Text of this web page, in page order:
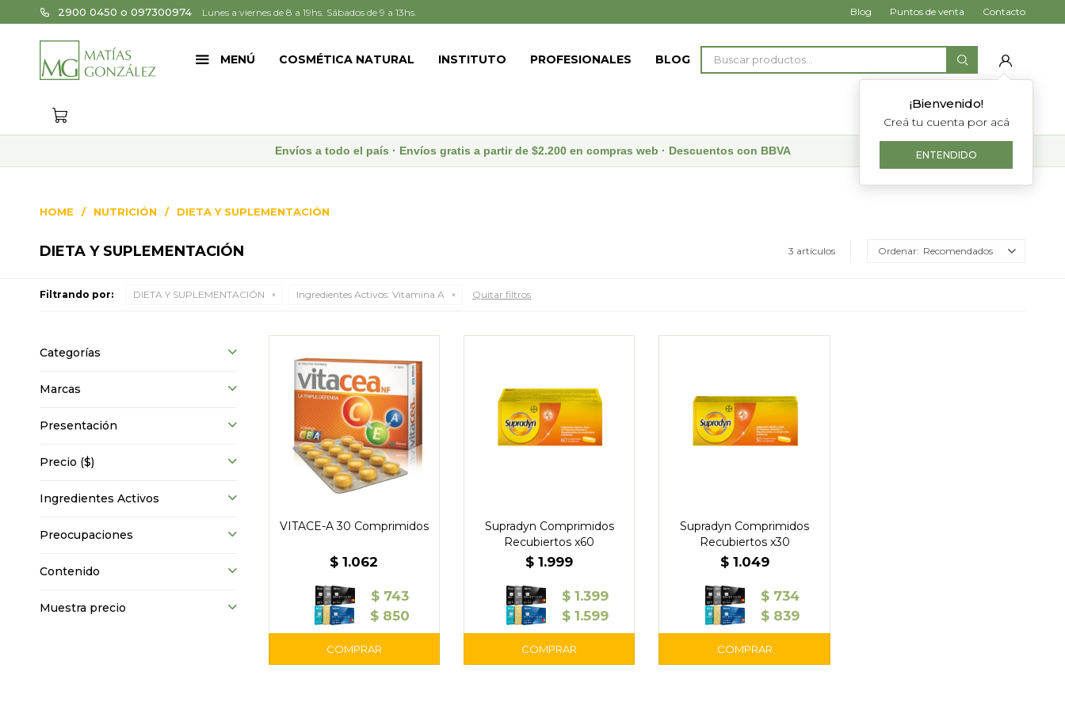
MENÚ COSMÉTICA NATURAL INSTITUTO PROFESIONALES BLOG
¡Bienvenido!
Creá tu cuenta por acá
ENTENDIDO
2900 0450 o 097300974 Lunes a viernes de 8 a 19hs. Sábados de 9 a 13hs. Blog Puntos de venta Contacto
Envíos a todo el país · Envíos gratis a partir de $2.200 en compras web · Descuentos con BBVA
HOME NUTRICIÓN DIETA Y SUPLEMENTACIÓN
DIETA Y SUPLEMENTACIÓN 3 artículos Recomendados
Filtrando por: DIETA Y SUPLEMENTACIÓN Ingredientes Activos: Vitamina A Quitar filtros
VITACE-A 30 Comprimidos
$ 1.062
$ 743
$ 850
Supradyn Comprimidos
Recubiertos x60
$ 1.999
$ 1.399
$ 1.599
Supradyn Comprimidos
Recubiertos x30
$ 1.049
$ 734
$ 839
Categorías
Marcas
Presentación
Precio ($)
Ingredientes Activos
Preocupaciones
Contenido
Muestra precio